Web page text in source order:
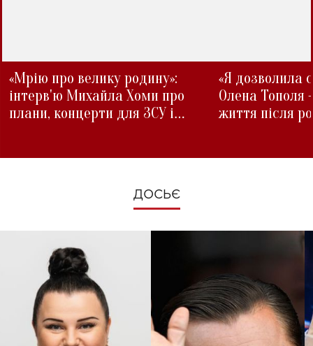
«Мрію про велику родину»:
інтерв'ю Михайла Хоми про
плани, концерти для ЗСУ і
«Я дозволила
Олена Тополя
життя після
ДОСЬЄ